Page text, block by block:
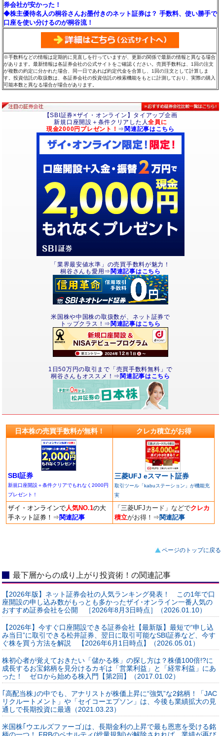
券会社が安かった！
◆株主優待名人の桐谷さんお墨付きのネット証券は？ 手数料、使い勝手で
口座を使い分けるのが桐谷流！
※手数料などの情報は定期的に見直しを行っていますが、更新の関係で最新の情報と異なる場合
があります。最新情報は各証券会社の公式サイトをご確認ください。売買手数料は、1回の注文
が複数の約定に分かれた場合、同一日であれば約定代金を合算し、1回の注文として計算しま
す。投資信託の取扱数は、各証券会社の投資信託の検索機能をもとに計測しており、実際の購入
可能本数と異なる場合が場合があります。
【SBI証券×ザイ・オンライン】タイアップ企画
新規口座開設＋条件クリアした人全員に
現金2000円プレゼント！ ⇒ 関連記事はこちら
「業界最安値水準」の売買手数料が魅力！
桐谷さんも愛用⇒ 関連記事はこちら
米国株や中国株の取扱数が、ネット証券で
トップクラス！⇒ 関連記事はこちら
1日50万円の取引まで「売買手数料無料」で
桐谷さんもオススメ！⇒ 関連記事はこちら
日本株の売買手数料が無料！ クレカ積立がお得
SBI証券
新規口座開設＋条件クリアでもれなく2000円
プレゼント！
三菱UFJ eスマート証券
取引ツール「kabuステーション」が機能充
実
ザイ・オンラインで 人気NO.1の大
手ネット証券！ ⇒関連記事
「三菱UFJカード」などでクレカ
積立がお得！ ⇒関連記事
ページのトップに戻る
最下層からの成り上がり投資術！の関連記事
【2026年版】ネット証券会社の人気ランキング発表！ この1年で口
座開設の申し込み数がもっとも多かったザイ･オンライン一番人気の
おすすめ証券会社を公開 ［2026年8月3日時点］（2026.01.10）
【2026年】今すぐ口座開設できる証券会社【最新版】最短で“申し込
み当日”に取引できる松井証券、翌日に取引可能なSBI証券など、今す
ぐ株を買う方法を解説 【2026年6月1日時点】（2026.05.01）
株初心者が覚えておきたい「儲かる株」の探し方は？株価100倍!?に
成長するお宝銘柄を見分けるカギは「営業利益」と「経常利益」にあ
った！ ゼロから始める株入門【第2回】（2017.01.02）
｢高配当株｣の中でも、アナリストが株価上昇に“強気”な2銘柄！「JAC
リクルートメント」や「セイコーエプソン」は、今後も業績拡大の見
通しで長期投資に最適（2021.03.23）
米国株｢ウエルズファーゴ｣は、長期金利の上昇で最も恩恵を受ける銘